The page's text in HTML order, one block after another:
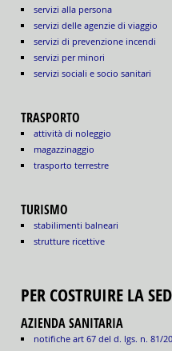
servizi alla persona
servizi delle agenzie di viaggio
servizi di prevenzione incendi
servizi per minori
servizi sociali e socio sanitari
TRASPORTO
attività di noleggio
magazzinaggio
trasporto terrestre
TURISMO
stabilimenti balneari
strutture ricettive
PER COSTRUIRE LA
AZIENDA SANITARIA
notifiche art 67 del d. lgs. n. 81/